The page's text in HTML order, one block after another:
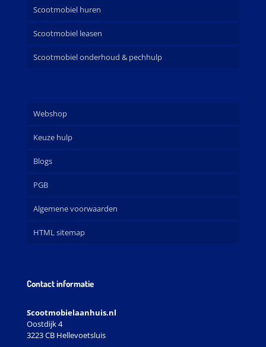
Scootmobiel huren
Scootmobiel leasen
Scootmobiel onderhoud & pechhulp
Webshop
Keuze hulp
Blogs
PGB
Algemene voorwaarden
HTML sitemap
Contact informatie
Scootmobielaanhuis.nl
Oostdijk 4
3223 CB Hellevoetsluis